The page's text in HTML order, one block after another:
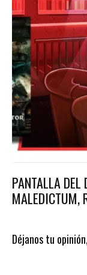
PANTALLA
MALEDICTUM,
Déjanos tu